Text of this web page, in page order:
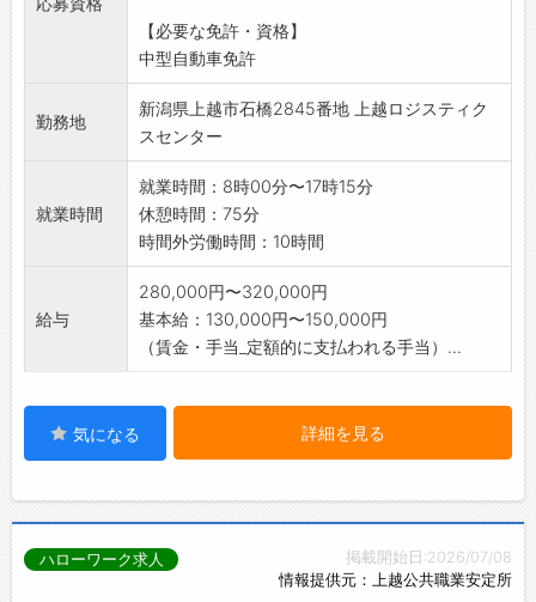
【必要な免許・資格】
中型自動車免許
勤務地
新潟県上越市石橋2845番地 上越ロジスティク
スセンター
就業時間
就業時間：8時00分〜17時15分
休憩時間：75分
時間外労働時間：10時間
給与
280,000円〜320,000円
基本給：130,000円〜150,000円
（賃金・手当_定額的に支払われる手当）...
気になる 詳細を見る
掲載開始日:2026/07/08
情報提供元：上越公共職業安定所
ハローワーク求人